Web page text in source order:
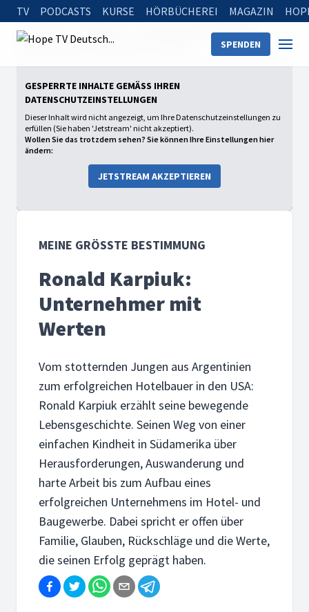
TV PODCASTS KURSE HÖRBÜCHEREI MAGAZIN
SPENDEN
Startseite
Meine größte Bestimmung
Ronald Karpiuk: Unternehmer mit Werten
GESPERRTE INHALTE GEMÄSS IHREN D
ATENSCHUTZEINSTELLUNGEN
Dieser Inhalt wird nicht angezeigt, um Ihre Datenschutzeinstellungen zu
erfüllen (Sie haben 'Jetstream' nicht akzeptiert).
Wollen Sie das trotzdem sehen? Sie können Ihre Einstellungen hier
ändern:
JETSTREAM AKZEPTIEREN
MEINE GRÖSSTE BESTIMMUNG
Ronald Karpiuk:
Unternehmer mit
Werten
Vom stotternden Jungen aus Argentinien
zum erfolgreichen Hotelbauer in den USA:
Ronald Karpiuk erzählt seine bewegende
Lebensgeschichte. Seinen Weg von einer
einfachen Kindheit in Südamerika über
Herausforderungen, Auswanderung und
harte Arbeit bis zum Aufbau eines
erfolgreichen Unternehmens im Hotel- und
Baugewerbe. Dabei spricht er offen über
Familie, Glauben, Rückschläge und die Werte,
die seinen Erfolg geprägt haben.